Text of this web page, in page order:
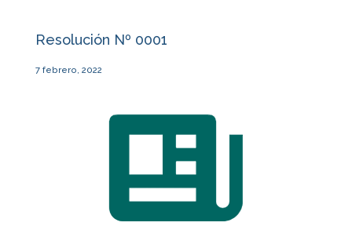
Resolución Nº 0001
7 febrero, 2022